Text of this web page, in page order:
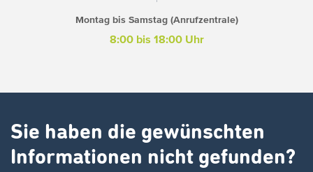
Montag bis Samstag (Anrufzentrale)
8:00 bis 18:00 Uhr
Sie haben die gewünschten
Informationen nicht gefunden?